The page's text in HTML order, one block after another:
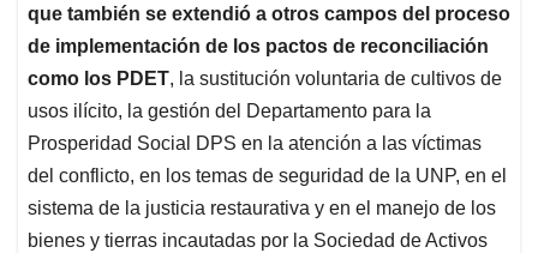
que también se extendió a otros campos del proceso
de implementación de los pactos de reconciliación
como los PDET, la sustitución voluntaria de cultivos de
usos ilícito, la gestión del Departamento para la
Prosperidad Social DPS en la atención a las víctimas
del conflicto, en los temas de seguridad de la UNP, en el
sistema de la justicia restaurativa y en el manejo de los
bienes y tierras incautadas por la Sociedad de Activos